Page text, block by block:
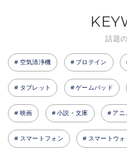
話題
空気清浄機 プロテイン
タブレット ゲームパッド
映画 小説・文庫 アニ
スマートフォン スマートウォ